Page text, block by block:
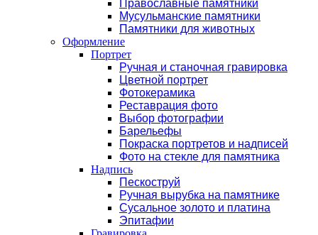
Православные памятники
Мусульманские памятники
Памятники для животных
Оформление
Портрет
Ручная и станочная гравировка
Цветной портрет
Фотокерамика
Реставрация фото
Выбор фотографии
Барельефы
Покраска портретов и надписей
Фото на стекле для памятника
Надпись
Пескоструй
Ручная вырубка на памятнике
Сусальное золото и платина
Эпитафии